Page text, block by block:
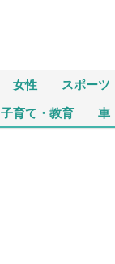
女性 スポーツ
子育て・教育 車